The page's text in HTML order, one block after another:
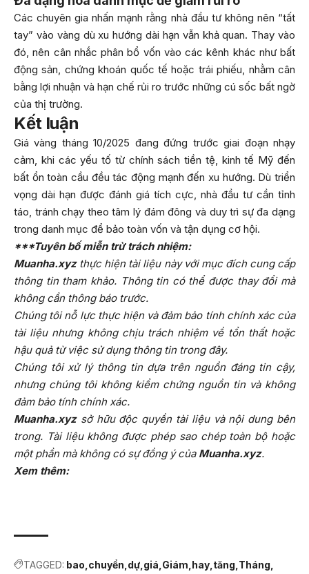
Các chuyên gia nhấn mạnh rằng nhà đầu tư không nên “tất
tay” vào vàng dù xu hướng dài hạn vẫn khả quan. Thay vào
đó, nên cân nhắc phân bổ vốn vào các kênh khác như bất
động sản, chứng khoán quốc tế hoặc trái phiếu, nhằm cân
bằng lợi nhuận và hạn chế rủi ro trước những cú sốc bất ngờ
của thị trường.
Kết luận
Giá vàng tháng 10/2025 đang đứng trước giai đoạn nhạy
cảm, khi các yếu tố từ chính sách tiền tệ, kinh tế Mỹ đến
bất ổn toàn cầu đều tác động mạnh đến xu hướng. Dù triển
vọng dài hạn được đánh giá tích cực, nhà đầu tư cần tỉnh
táo, tránh chạy theo tâm lý đám đông và duy trì sự đa dạng
trong danh mục để bảo toàn vốn và tận dụng cơ hội.
***Tuyên bố miễn trừ trách nhiệm:
Muanha.xyz thực hiện tài liệu này với mục đích cung cấp
thông tin tham khảo. Thông tin có thể được thay đổi mà
không cần thông báo trước.
Chúng tôi nỗ lực thực hiện và đảm bảo tính chính xác của
tài liệu nhưng không chịu trách nhiệm về tổn thất hoặc
hậu quả từ việc sử dụng thông tin trong đây.
Chúng tôi xử lý thông tin dựa trên nguồn đáng tin cậy,
nhưng chúng tôi không kiểm chứng nguồn tin và không
đảm bảo tính chính xác.
Muanha.xyz sở hữu độc quyền tài liệu và nội dung bên
trong. Tài liệu không được phép sao chép toàn bộ hoặc
một phần mà không có sự đồng ý của Muanha.xyz.
Xem thêm:
TAGGED: bao chuyển dự giá Giám hay tăng Tháng